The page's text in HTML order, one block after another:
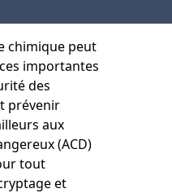
chimique peut
importantes
des
prévenir
aux
(ACD)
tout
et